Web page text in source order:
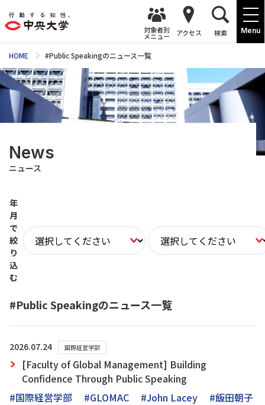
Menu
対象者別
メニュー アクセス 検索
HOME #Public Speakingのニュース一覧
News
ニュース
年
月
で
絞
り
込
む
#Public Speakingのニュース一覧
2026.07.24 国際経営学部
[Faculty of Global Management] Building
Confidence Through Public Speaking
#国際経営学部
#GLOMAC #John Lacey
#飯田朝子